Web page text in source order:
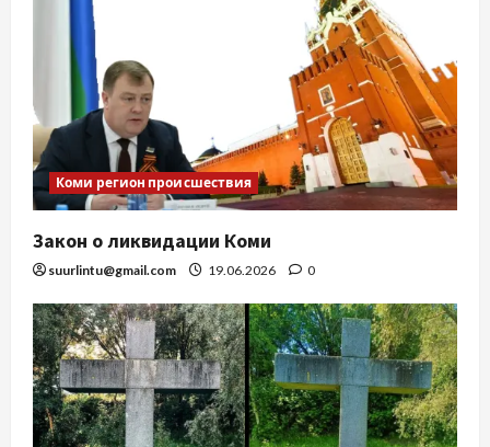
Коми регион происшествия
Закон о ликвидации Коми
suurlintu@gmail.com 19.06.2026 0